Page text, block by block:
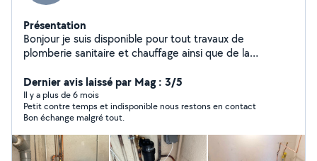
Présentation
Bonjour je suis disponible pour tout travaux de
plomberie sanitaire et chauffage ainsi que de la
Dernier avis laissé par Mag : 3/5
Il y a plus de 6 mois
Petit contre temps et indisponible nous restons en contact
Bon échange malgré tout.